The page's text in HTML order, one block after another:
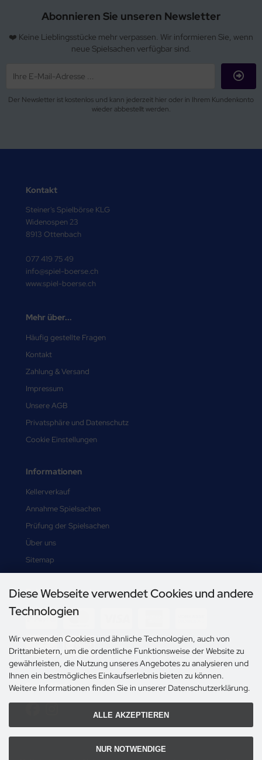
Abonnieren Sie unseren Newsletter
❤️ Keine Lieblingsstücke mehr verpassen. Wir informieren Sie, wenn
neue Spielsachen verfügbar sind.
Der Newsletter ist kostenlos und kann jederzeit hier oder in Ihrem Kundenkonto
wieder abbestellt werden.
Kontakt
Steiner's Spielbörse KLG
Widenospen 23
8913 Ottenbach
077 419 75 49
info@spiel-boerse.ch
www.spiel-boerse.ch
Mehr über...
Häufig gestellte Fragen
Kontakt
Zahlung & Versand
Impressum
Unsere AGB
Privatsphäre und Datenschutz
Cookie Einstellungen
Informationen
Kellerverkauf
Annahme Spielsachen
Prüfung der Spielsachen
Über uns
Sitemap
Zahlungsmethoden
Social Media
Diese Webseite verwendet Cookies und andere
Technologien
Wir verwenden Cookies und ähnliche Technologien, auch von
Drittanbietern, um die ordentliche Funktionsweise der Website zu
gewährleisten, die Nutzung unseres Angebotes zu analysieren und
Ihnen ein bestmögliches Einkaufserlebnis bieten zu können.
Weitere Informationen finden Sie in unserer Datenschutzerklärung.
ALLE AKZEPTIEREN
NUR NOTWENDIGE